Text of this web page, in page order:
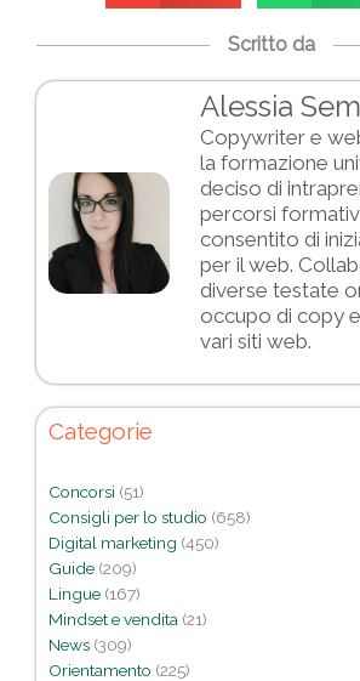
Scritto da
Alessia
Copywriter e
la formazione
deciso di
percorsi
consentito di
per il web.
diverse testate
occupo di copy
vari siti web.
Categorie
Concorsi (51)
Consigli per lo studio (658)
Digital marketing (450)
Guide (209)
Lingue (167)
Mindset e vendita (21)
News (309)
Orientamento (225)